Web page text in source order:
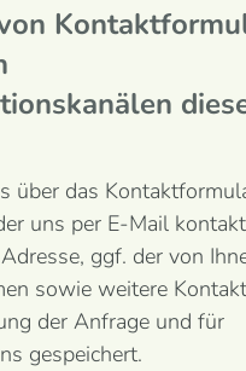
über das
uns per E-Mail
ggf. der von
sowie weitere
der Anfrage und für
gespeichert.